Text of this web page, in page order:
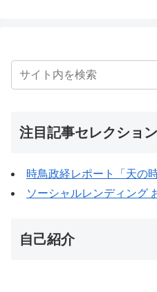
注目記事セレクション
時鳥政経レポート「天の
ソーシャルレンディング
自己紹介